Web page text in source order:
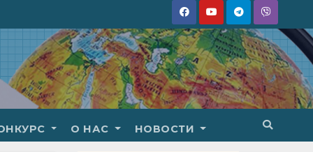
О НАС НОВОСТИ